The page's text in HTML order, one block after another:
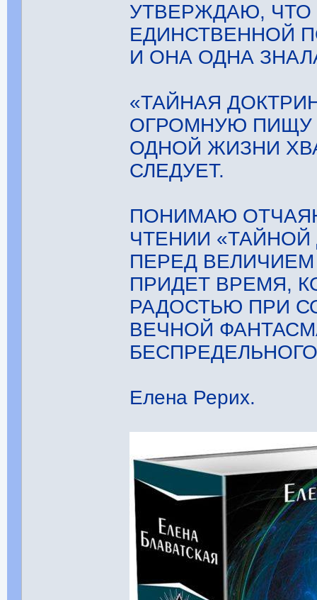
УТВЕРЖДАЮ, ЧТО
ЕДИНСТВЕННОЙ
И ОНА ОДНА
«ТАЙНАЯ
ОГРОМНУЮ ПИЩУ
ОДНОЙ ЖИЗНИ
СЛЕДУЕТ.
ПОНИМАЮ
ЧТЕНИИ
ПЕРЕД
ПРИДЕТ ВРЕМЯ,
РАДОСТЬЮ ПРИ
ВЕЧНОЙ
Елена Рерих.